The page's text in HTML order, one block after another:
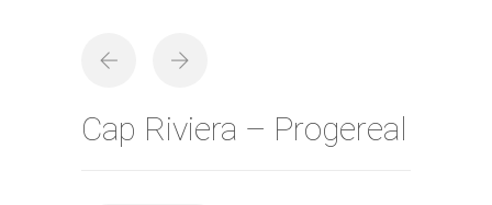
Cap Riviera – Progereal